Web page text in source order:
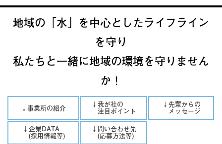
地域の「水」を中心としたライフライン
を守り
私たちと一緒に地域の環境を守りません
か！
↓事業所の紹介 ↓我が社の
注目ポイント
↓先輩からの
メッセージ
↓企業DATA
(採用情報等)
↓問い合わせ先
(応募方法等)